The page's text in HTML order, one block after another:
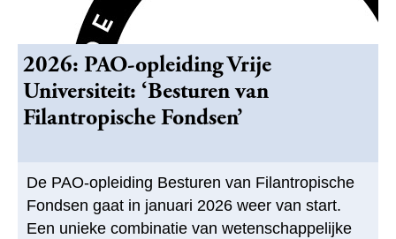
2026: PAO-opleiding Vrije
Universiteit: ‘Besturen van
Filantropische Fondsen’
De PAO-opleiding Besturen van Filantropische
Fondsen gaat in januari 2026 weer van start.
Een unieke combinatie van wetenschappelijke